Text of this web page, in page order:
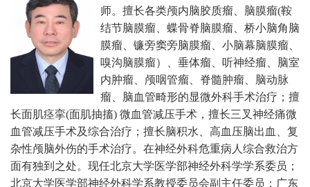
师。 擅长各类颅内脑胶质瘤、脑膜瘤(鞍
结节脑膜瘤、蝶骨脊脑膜瘤、桥小脑角脑
膜瘤、镰旁窦旁脑膜瘤、小脑幕脑膜瘤、
嗅沟脑膜瘤）、垂体瘤、听神经瘤、脑室
内肿瘤、颅咽管瘤、脊髓肿瘤、脑动脉
瘤、脑血管畸形的显微外科手术治疗；擅
长面肌痉挛(面肌抽搐) 微血管减压手术，擅长三叉神经痛微
血管减压手术及综合治疗；擅长脑积水、高血压脑出血、复
杂性颅脑外伤的手术治疗。在神经外科危重病人综合救治方
面有独到之处。现任北京大学医学部神经外科学学系委员；
北京大学医学部神经外科学系教授委员会副主任委员；广东